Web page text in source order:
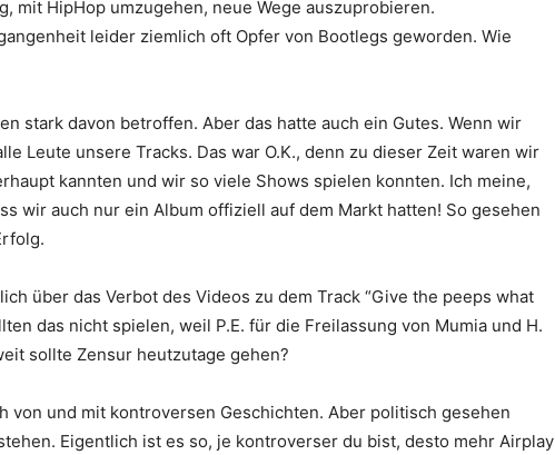
mit HipHop umzugehen, neue Wege auszuprobieren.
leider ziemlich oft Opfer von Bootlegs geworden. Wie
stark davon betroffen. Aber das hatte auch ein Gutes. Wenn wir
Leute unsere Tracks. Das war O.K., denn zu dieser Zeit waren wir
kannten und wir so viele Shows spielen konnten. Ich meine,
wir auch nur ein Album offiziell auf dem Markt hatten! So gesehen
über das Verbot des Videos zu dem Track “Give the peeps what
das nicht spielen, weil P.E. für die Freilassung von Mumia und H.
sollte Zensur heutzutage gehen?
von und mit kontroversen Geschichten. Aber politisch gesehen
Eigentlich ist es so, je kontroverser du bist, desto mehr Airplay